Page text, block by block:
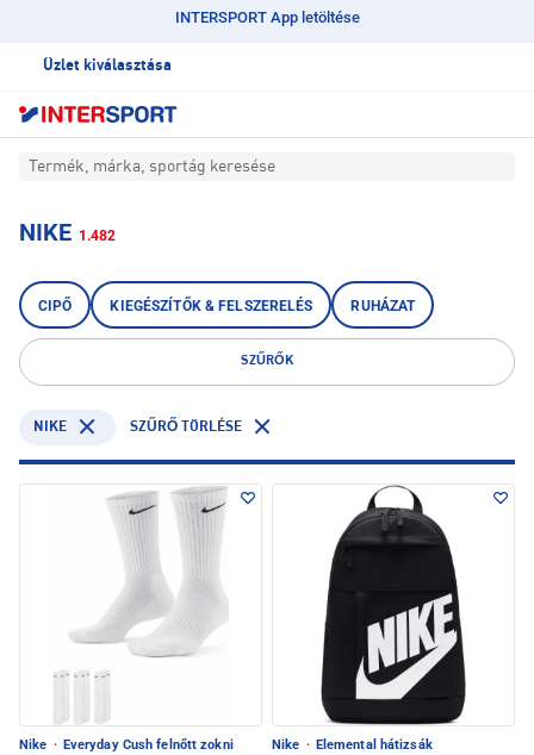
INTERSPORT App letöltése
Üzlet kiválasztása
Termék, márka, sportág keresése
NIKE 1.482
CIPŐ KIEGÉSZÍTŐK & FELSZERELÉS RUHÁZAT
SZŰRŐK
NIKE SZŰRŐ TÖRLÉSE
Nike · Everyday Cush felnőtt zokni
Nike · Elemental hátizsák